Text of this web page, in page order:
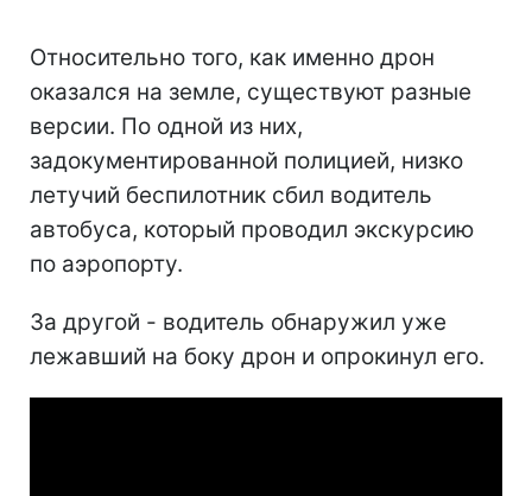
Относительно того, как именно дрон
оказался на земле, существуют разные
версии. По одной из них,
задокументированной полицией, низко
летучий беспилотник сбил водитель
автобуса, который проводил экскурсию
по аэропорту.
За другой - водитель обнаружил уже
лежавший на боку дрон и опрокинул его.